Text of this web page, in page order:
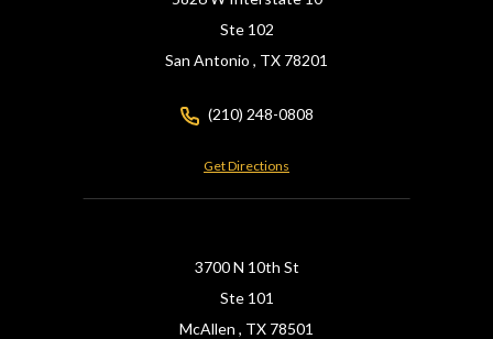
Ste 102
San Antonio , TX 78201
(210) 248-0808
Get Directions
3700 N 10th St
Ste 101
McAllen , TX 78501